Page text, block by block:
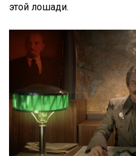
этой лошади.